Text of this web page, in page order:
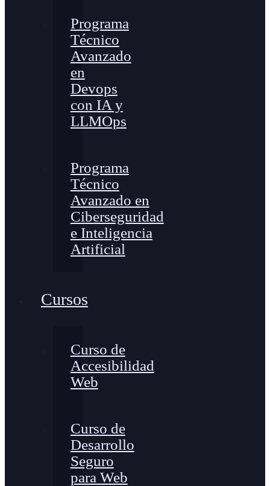
Programa
Técnico
Avanzado
en
Devops
con IA y
LLMOps
Programa
Técnico
Avanzado en
Ciberseguridad
e Inteligencia
Artificial
Cursos
Curso de
Accesibilidad
Web
Curso de
Desarrollo
Seguro
para Web